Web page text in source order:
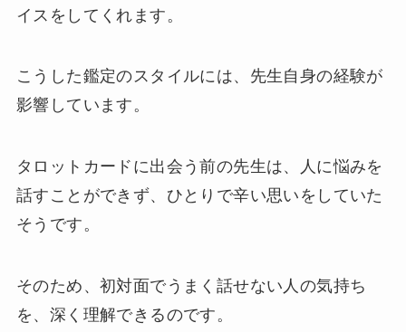
イスをしてくれます。
こうした鑑定のスタイルには、先生自身の経験が
影響しています。
タロットカードに出会う前の先生は、人に悩みを
話すことができず、ひとりで辛い思いをしていた
そうです。
そのため、初対面でうまく話せない人の気持ち
を、深く理解できるのです。